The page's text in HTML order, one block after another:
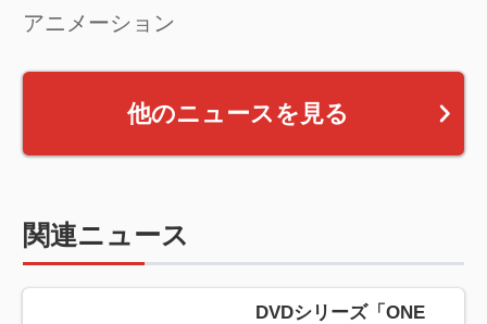
アニメーション
他のニュースを見る
関連ニュース
DVDシリーズ「ONE